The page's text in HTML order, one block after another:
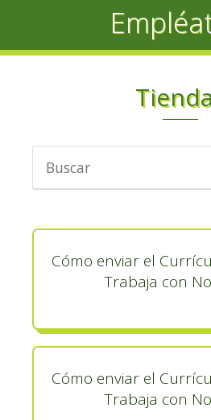
Cómo enviar el
Trabaja con
Cómo enviar el
Trabaja con